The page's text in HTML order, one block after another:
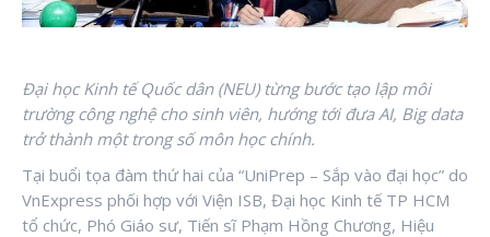
Đại học Kinh tế Quốc dân (NEU) từng bước tạo lập môi
trường công nghệ cho sinh viên, hướng tới đưa AI, Big data
trở thành một trong số môn học chính.
Tại buổi tọa đàm thứ hai của “UniPrep – Sắp vào đại học” do
VnExpress phối hợp với Viện ISB, Đại học Kinh tế TP HCM
tổ chức, Phó Giáo sư, Tiến sĩ Phạm Hồng Chương, Hiệu